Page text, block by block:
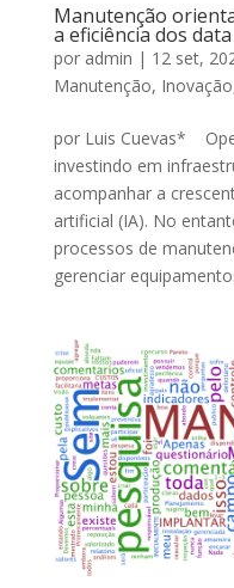
Manutenção
a eficiência dos
por admin | 12 set,
Manutenção, Inovação
por Luis Cuevas*
investindo em
acompanhar a
artificial (IA). No
processos de
gerenciar